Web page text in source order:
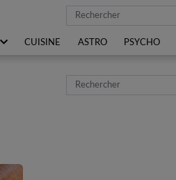
Rechercher
CUISINE ASTRO PSYCHO
Rechercher